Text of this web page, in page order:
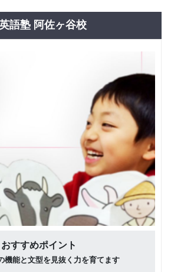
語塾 阿佐ヶ谷校
おすすめポイント
機能と文型を見抜く力を育てます